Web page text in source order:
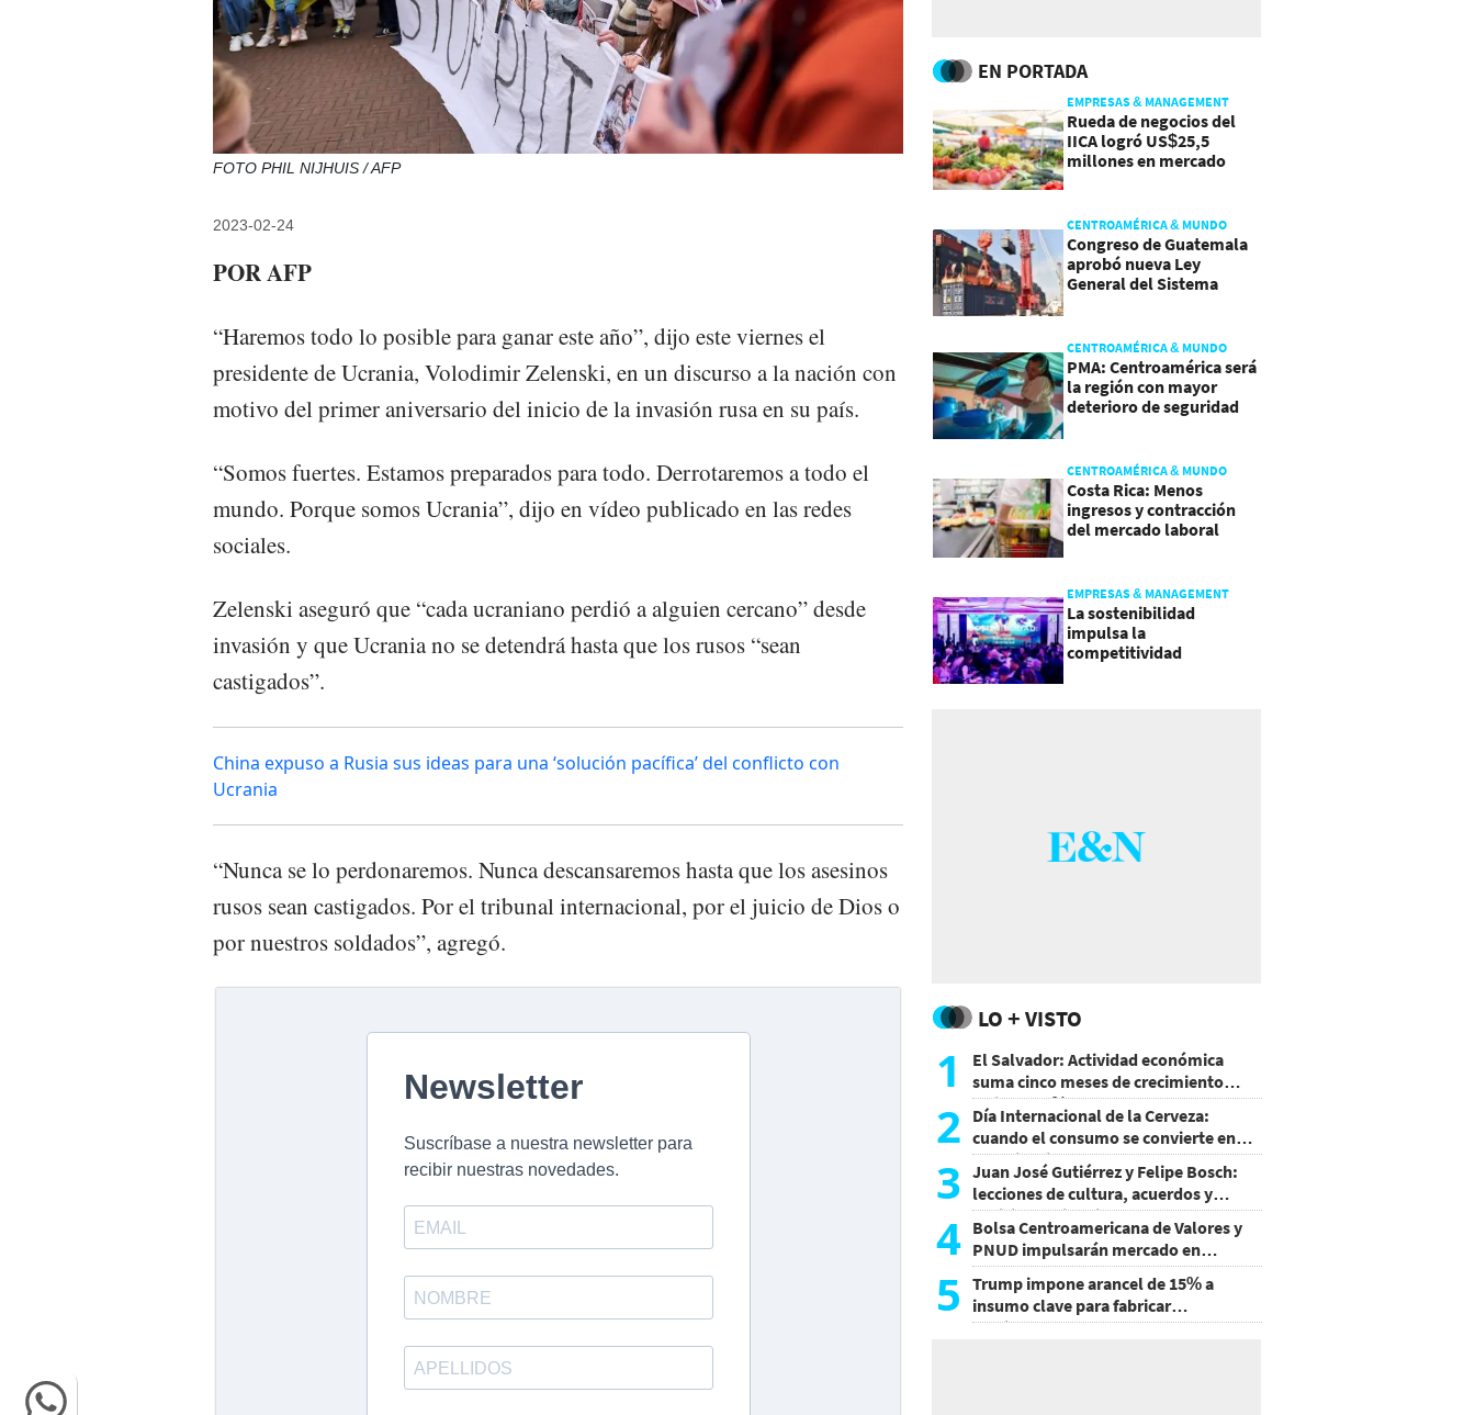
FOTO PHIL NIJHUIS / AFP
2023-02-24
POR AFP
“Haremos todo lo posible para ganar este año”, dijo este viernes el
presidente de Ucrania, Volodimir Zelenski, en un discurso a la nación con
motivo del primer aniversario del inicio de la invasión rusa en su país.
“Somos fuertes. Estamos preparados para todo. Derrotaremos a todo el
mundo. Porque somos Ucrania”, dijo en vídeo publicado en las redes
sociales.
Zelenski aseguró que “cada ucraniano perdió a alguien cercano” desde
invasión y que Ucrania no se detendrá hasta que los rusos “sean
castigados”.
China expuso a Rusia sus ideas para una ‘solución pacífica’ del conflicto con
Ucrania
“Nunca se lo perdonaremos. Nunca descansaremos hasta que los asesinos
rusos sean castigados. Por el tribunal internacional, por el juicio de Dios o
por nuestros soldados”, agregó.
EN PORTADA
EMPRESAS & MANAGEMENT
Rueda de negocios del
IICA logró US$25,5
millones en mercado
CENTROAMÉRICA & MUNDO
Congreso de Guatemala
aprobó nueva Ley
General del Sistema
CENTROAMÉRICA & MUNDO
PMA: Centroamérica será
la región con mayor
deterioro de seguridad
CENTROAMÉRICA & MUNDO
Costa Rica: Menos
ingresos y contracción
del mercado laboral
EMPRESAS & MANAGEMENT
La sostenibilidad
impulsa la
competitividad
LO + VISTO
1
El Salvador: Actividad económica
suma cinco meses de crecimiento
arriba de 4%
2 Día Internacional de la Cerveza:
cuando el consumo se convierte en
experiencia
3 Juan José Gutiérrez y Felipe Bosch:
lecciones de cultura, acuerdos y
decisiones sin miedo
4 Bolsa Centroamericana de Valores y
PNUD impulsarán mercado en
Honduras
5
Trump impone arancel de 15% a
insumo clave para fabricar
semiconductores y paneles